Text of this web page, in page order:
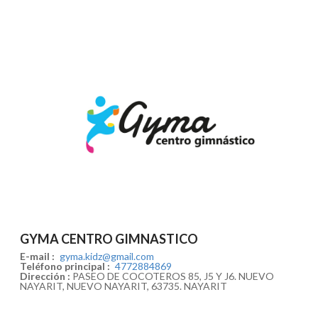
GYMA CENTRO GIMNASTICO
E-mail : gyma.kidz@gmail.com
Teléfono principal : 4772884869
Dirección : PASEO DE COCOTEROS 85, J5 Y J6. NUEVO
NAYARIT, NUEVO NAYARIT, 63735. NAYARIT